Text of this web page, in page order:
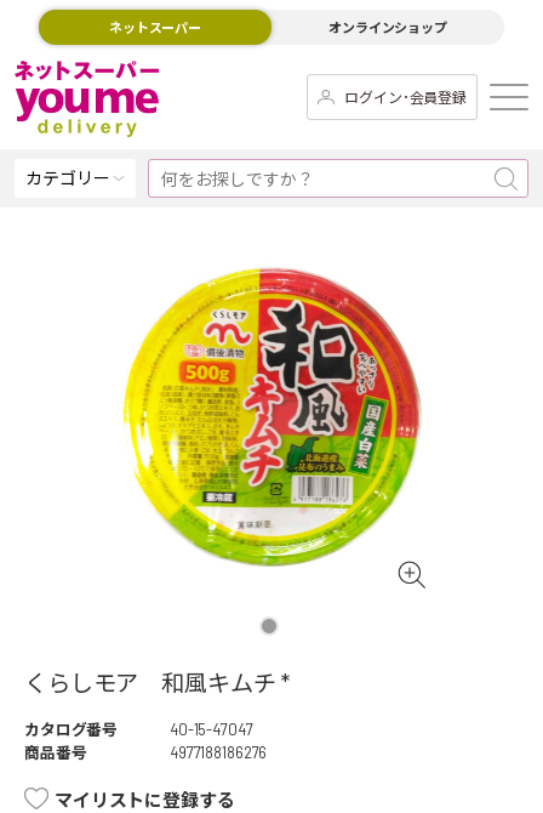
ネットスーパー オンラインショップ
ログイン･会員登録
カテゴリー
くらしモア 和風キムチ *
カタログ番号
40-15-47047
商品番号
4977188186276
マイリストに登録する